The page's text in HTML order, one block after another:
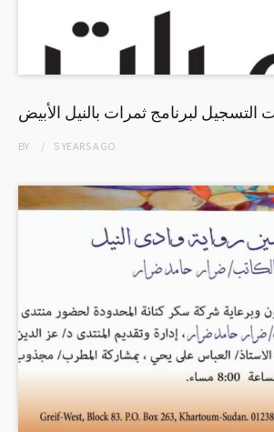
التسجيل لبرنامج ثمرات بالنيل الأبيض
BY 5 YEARSAGO